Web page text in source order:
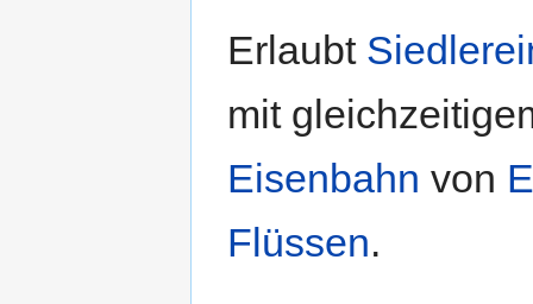
Erlaubt
mit
Eisenbahn von
Flüssen.